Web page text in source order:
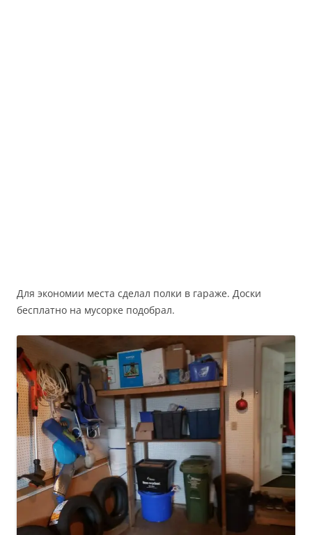
Для экономии места сделал полки в гараже. Доски
бесплатно на мусорке подобрал.